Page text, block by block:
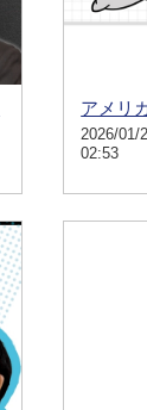
アメリ
2026/01/
02:53